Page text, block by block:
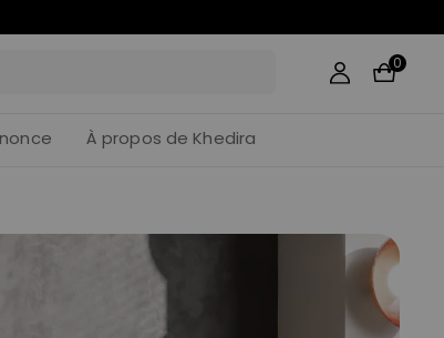
0
À propos de Khedira